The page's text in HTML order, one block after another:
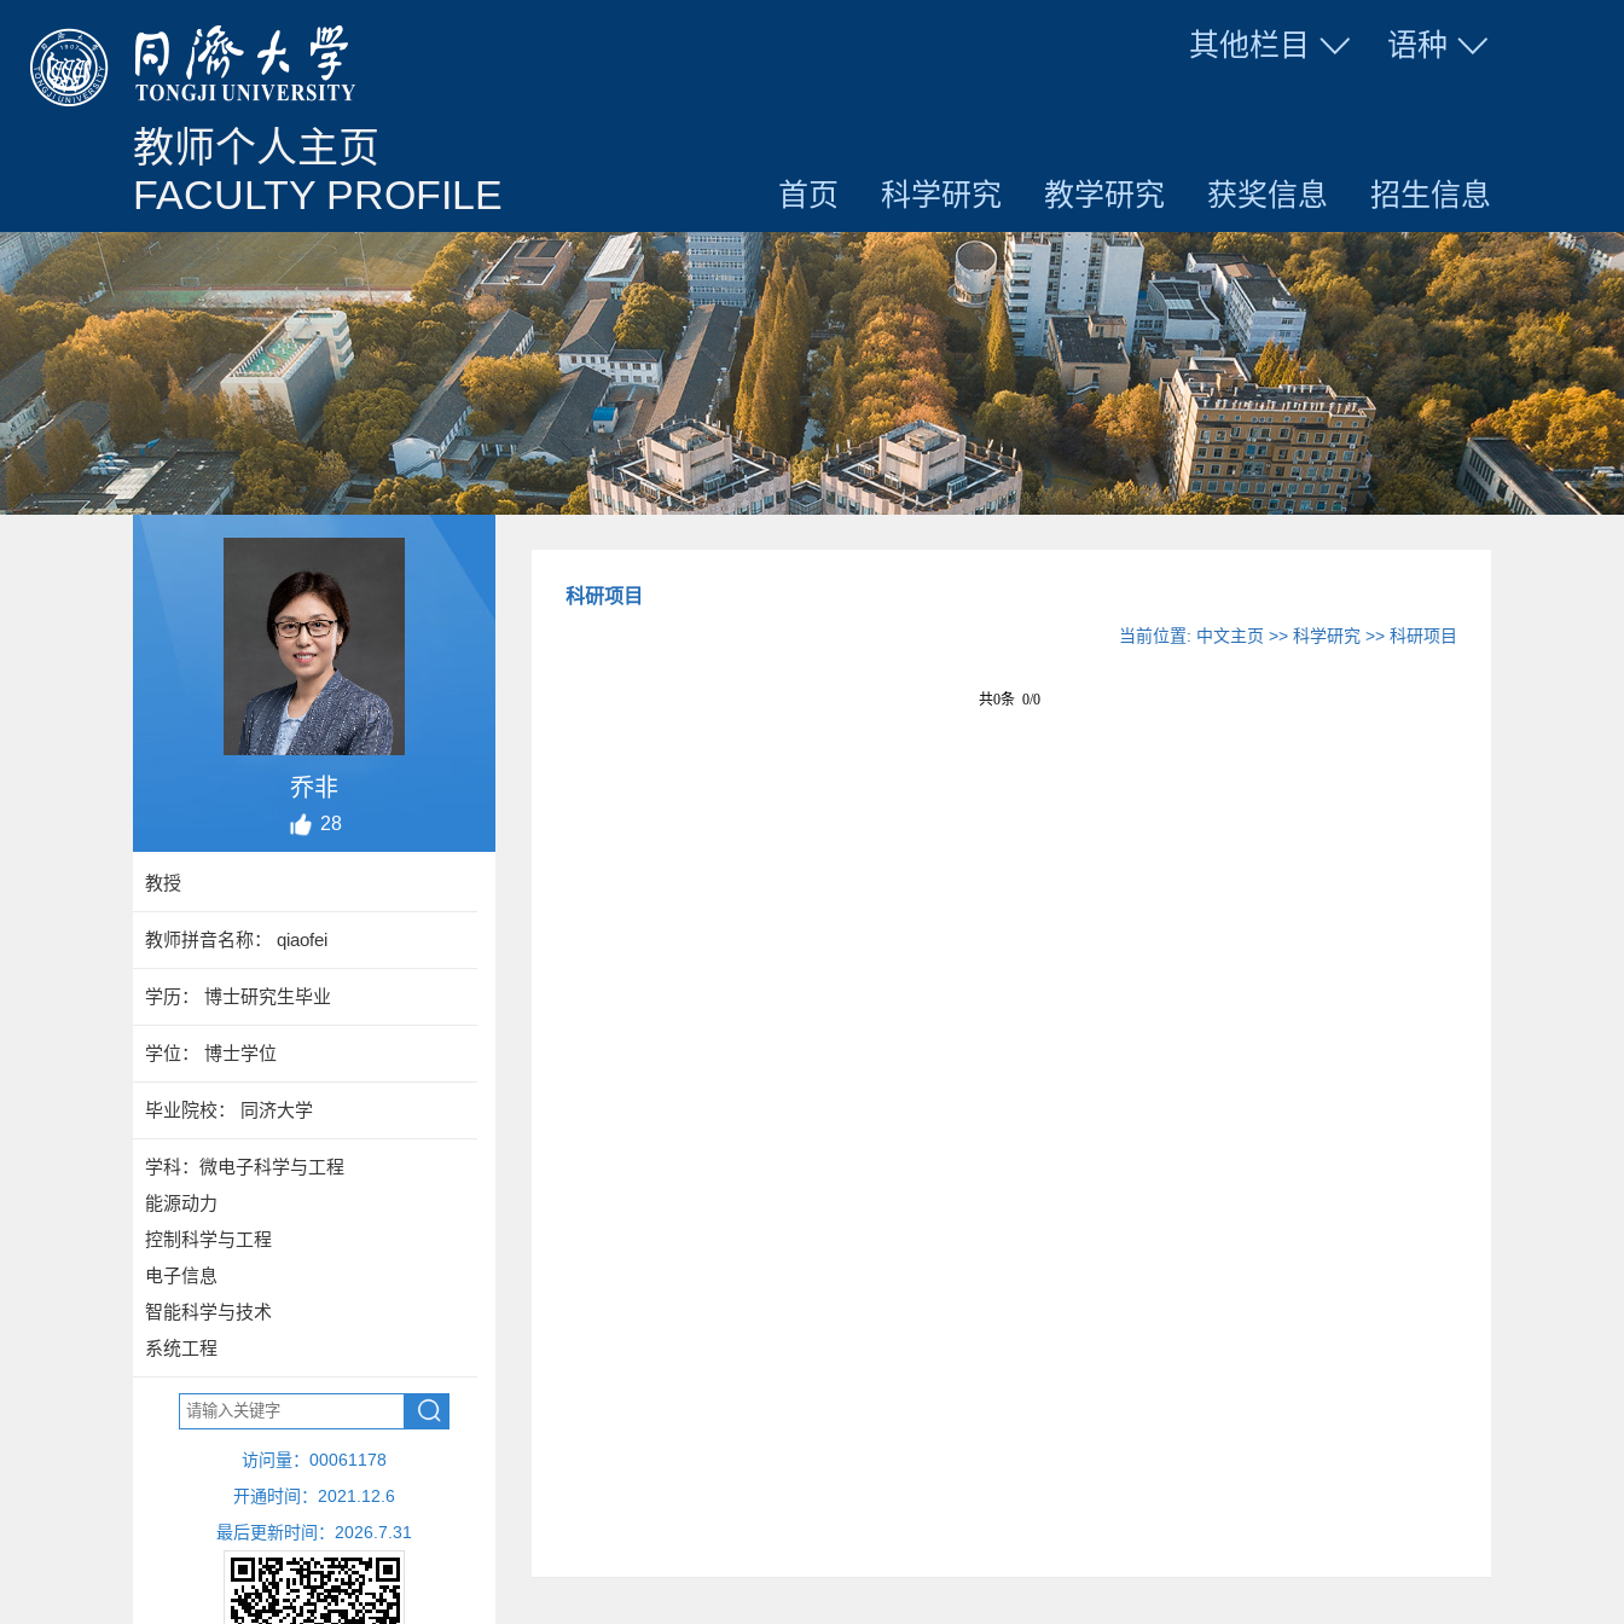
其他栏目 语种
教师个人主页
FACULTY PROFILE
首页 科学研究 教学研究 获奖信息 招生信息
乔非
28
教授
教师拼音名称： qiaofei
学历： 博士研究生毕业
学位： 博士学位
毕业院校： 同济大学
学科：微电子科学与工程
能源动力
控制科学与工程
电子信息
智能科学与技术
系统工程
访问量： 00061178
开通时间： 2021 12 6
最后更新时间： 2026 7 31
科研项目
当前位置: 中文主页 >>科学研究 >>科研项目
共0条 0/0